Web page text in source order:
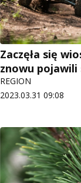
Zaczęła się
znowu pojawili
REGION
2023.03.31 09:08